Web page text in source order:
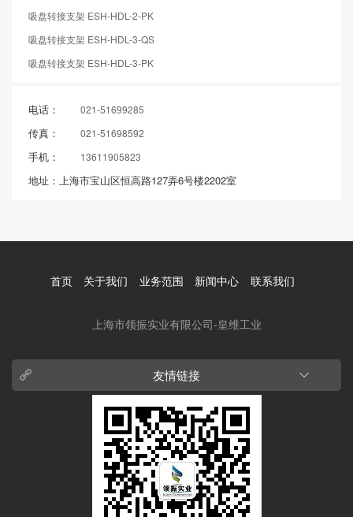
吸盘转接支架 ESH-HDL-2-PK
吸盘转接支架 ESH-HDL-3-QS
吸盘转接支架 ESH-HDL-3-PK
电话： 021-51699285
传真： 021-51698592
手机： 13611905823
地址：上海市宝山区恒高路127弄6号楼2202室
首页 关于我们 业务范围 新闻中心 联系我们
上海市领振实业有限公司-皇维工业
友情链接